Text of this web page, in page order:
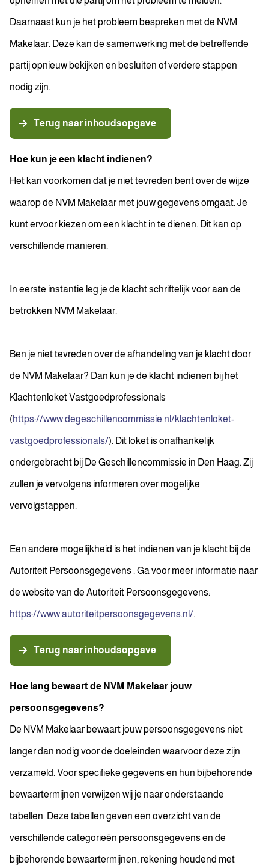
Daarnaast kun je het probleem bespreken met de NVM
Makelaar. Deze kan de samenwerking met de betreffende
partij opnieuw bekijken en besluiten of verdere stappen
nodig zijn.
Terug naar inhoudsopgave
Hoe kun je een klacht indienen?
Het kan voorkomen dat je niet tevreden bent over de wijze
waarop de NVM Makelaar met jouw gegevens omgaat. Je
kunt ervoor kiezen om een klacht in te dienen. Dit kan op
verschillende manieren.
In eerste instantie leg je de klacht schriftelijk voor aan de
betrokken NVM Makelaar.
Ben je niet tevreden over de afhandeling van je klacht door
de NVM Makelaar? Dan kun je de klacht indienen bij het
Klachtenloket Vastgoedprofessionals
(https://www.degeschillencommissie.nl/klachtenloket-
vastgoedprofessionals/). Dit loket is onafhankelijk
ondergebracht bij De Geschillencommissie in Den Haag. Zij
zullen je vervolgens informeren over mogelijke
vervolgstappen.
Een andere mogelijkheid is het indienen van je klacht bij de
Autoriteit Persoonsgegevens . Ga voor meer informatie naar
de website van de Autoriteit Persoonsgegevens:
https://www.autoriteitpersoonsgegevens.nl/.
Terug naar inhoudsopgave
Hoe lang bewaart de NVM Makelaar jouw
persoonsgegevens?
De NVM Makelaar bewaart jouw persoonsgegevens niet
langer dan nodig voor de doeleinden waarvoor deze zijn
verzameld. Voor specifieke gegevens en hun bijbehorende
bewaartermijnen verwijzen wij je naar onderstaande
tabellen. Deze tabellen geven een overzicht van de
verschillende categorieën persoonsgegevens en de
bijbehorende bewaartermijnen, rekening houdend met